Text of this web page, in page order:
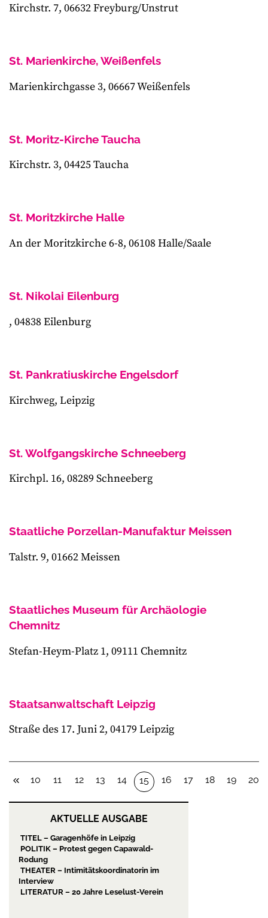
Kirchstr. 7, 06632 Freyburg/Unstrut
St. Marienkirche, Weißenfels
Marienkirchgasse 3, 06667 Weißenfels
St. Moritz-Kirche Taucha
Kirchstr. 3, 04425 Taucha
St. Moritzkirche Halle
An der Moritzkirche 6-8, 06108 Halle/Saale
St. Nikolai Eilenburg
, 04838 Eilenburg
St. Pankratiuskirche Engelsdorf
Kirchweg, Leipzig
St. Wolfgangskirche Schneeberg
Kirchpl. 16, 08289 Schneeberg
Staatliche Porzellan-Manufaktur Meissen
Talstr. 9, 01662 Meissen
Staatliches Museum für Archäologie
Chemnitz
Stefan-Heym-Platz 1, 09111 Chemnitz
Staatsanwaltschaft Leipzig
Straße des 17. Juni 2, 04179 Leipzig
10 11 12 13 14 15 16 17 18 19 20
AKTUELLE AUSGABE
TITEL – Garagenhöfe in Leipzig
POLITIK – Protest gegen Capawald-
Rodung
THEATER – Intimitätskoordinatorin im
Interview
LITERATUR – 20 Jahre Leselust-Verein